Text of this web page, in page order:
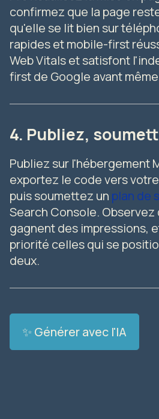
confirmez que la page
qu'elle se lit bien sur
rapides et mobile-first
Web Vitals et satisfont
first de Google avant
4. Publiez,
Publiez sur l'hébergement
exportez le code vers
puis soumettez un plan de
Search Console.
gagnent des impressions,
priorité celles qui se
deux.
✨ Générer avec l'IA